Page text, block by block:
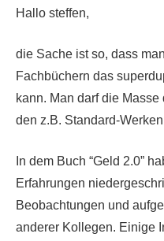
Hallo steffen,
die Sache ist so, dass
Fachbüchern das
kann. Man darf die
den z.B. Standard-
In dem Buch “Geld 2.0”
Erfahrungen
Beobachtungen und
anderer Kollegen. Einige